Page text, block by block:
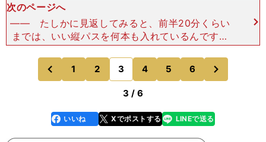
次のページへ
―― たしかに見返してみると、前半20分くらい
までは、いい縦パスを何本も入れているんですよ
ね。森保 そう言っていただけるとうれしいです
（笑）。あそこで縦パスを受けた選手が何かできれ
ば、試合はまったく変
前
のページへ
1 2 3 4 5 6
のページへ
3 / 6
faceboo
k
いいね Xでポストする
line LINEで送る